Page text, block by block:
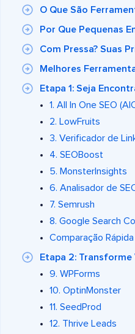
O Que São
Por Que Pequenas
Com Pressa? Suas
Melhores
Etapa 1: Seja
1. All In One SEO
2. LowFruits
3. Verificador de
4. SEOBoost
5. MonsterInsights
6. Analisador de
7. Semrush
8. Google Search
Comparação
Etapa 2:
9. WPForms
10. OptinMonster
11. SeedProd
12. Thrive Leads